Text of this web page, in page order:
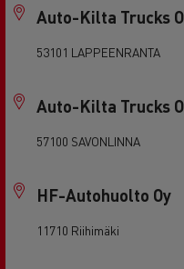
Auto-Kilta Trucks
53101 LAPPEENRANTA
Auto-Kilta Trucks
57100 SAVONLINNA
HF-Autohuolto Oy
11710 Riihimäki